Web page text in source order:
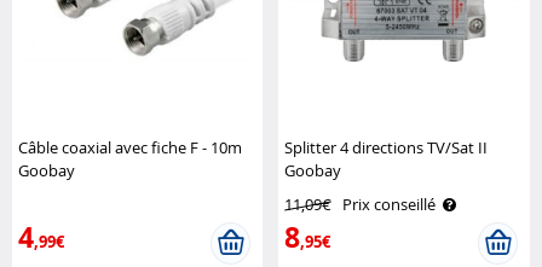
Câble coaxial avec fiche F - 10m
Goobay
4,99€
Splitter 4 directions TV/Sat II
Goobay
11,09€ Prix conseillé
8,95€